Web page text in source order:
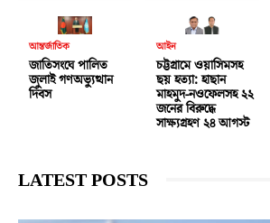
আন্তর্জাতিক
জাতিসংঘে পালিত
জুলাই গণঅভ্যুত্থান
দিবস
আইন
চট্টগ্রামে ওয়াসিমসহ
ছয় হত্যা: হাছান
মাহমুদ-নওফেলসহ ২২
জনের বিরুদ্ধে
সাক্ষ্যগ্রহণ ২৪ আগস্ট
LATEST POSTS